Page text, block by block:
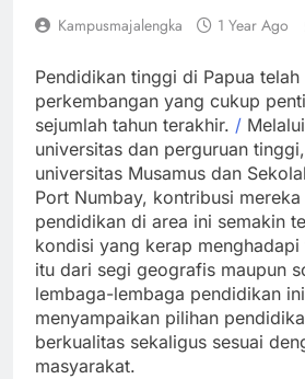
Kampusmajalengka 1 Year Ago
Pendidikan tinggi di Papua telah
perkembangan yang cukup
sejumlah tahun terakhir. /
universitas dan perguruan
universitas Musamus dan
Port Numbay, kontribusi
pendidikan di area ini semakin
kondisi yang kerap
itu dari segi geografis maupun
lembaga-lembaga pendidikan
menyampaikan pilihan
berkualitas sekaligus sesuai
masyarakat.